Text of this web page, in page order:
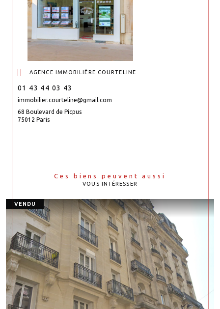
AGENCE IMMOBILIÈRE COURTELINE
01 43 44 03 43
immobilier.courteline@gmail.com
68 Boulevard de Picpus
75012 Paris
Ces biens peuvent aussi
VOUS INTÉRESSER
VENDU